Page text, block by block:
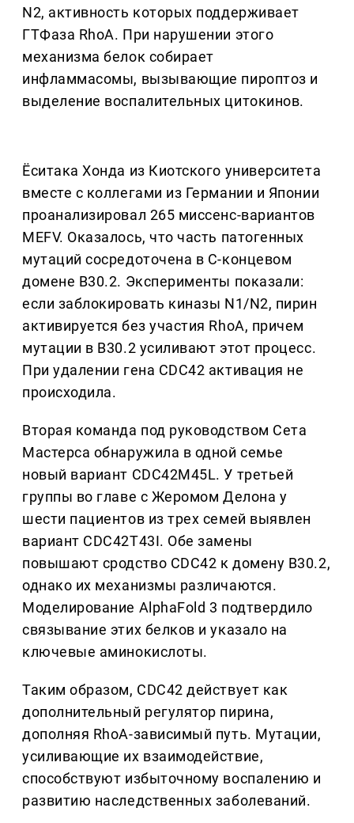
N2, активность которых поддерживает
ГТФаза RhoA. При нарушении этого
механизма белок собирает
инфламмасомы, вызывающие пироптоз и
выделение воспалительных цитокинов.
Ёситака Хонда из Киотского университета
вместе с коллегами из Германии и Японии
проанализировал 265 миссенс-вариантов
MEFV. Оказалось, что часть патогенных
мутаций сосредоточена в С-концевом
домене B30.2. Эксперименты показали:
если заблокировать киназы N1/N2, пирин
активируется без участия RhoA, причем
мутации в B30.2 усиливают этот процесс.
При удалении гена CDC42 активация не
происходила.
Вторая команда под руководством Сета
Мастерса обнаружила в одной семье
новый вариант CDC42M45L. У третьей
группы во главе с Жеромом Делона у
шести пациентов из трех семей выявлен
вариант CDC42T43I. Обе замены
повышают сродство CDC42 к домену B30.2,
однако их механизмы различаются.
Моделирование AlphaFold 3 подтвердило
связывание этих белков и указало на
ключевые аминокислоты.
Таким образом, CDC42 действует как
дополнительный регулятор пирина,
дополняя RhoA-зависимый путь. Мутации,
усиливающие их взаимодействие,
способствуют избыточному воспалению и
развитию наследственных заболеваний.